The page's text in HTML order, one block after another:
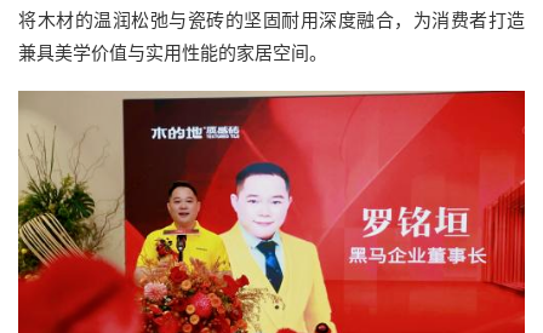
将木材的温润松弛与瓷砖的坚固耐用深度融合，为消费者打造
兼具美学价值与实用性能的家居空间。